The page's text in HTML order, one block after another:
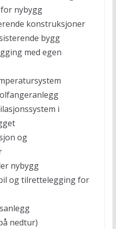
nybygg
konstruksjoner
bygg
med egen
i
og
nybygg
og tilrettelegging for
nedtur)